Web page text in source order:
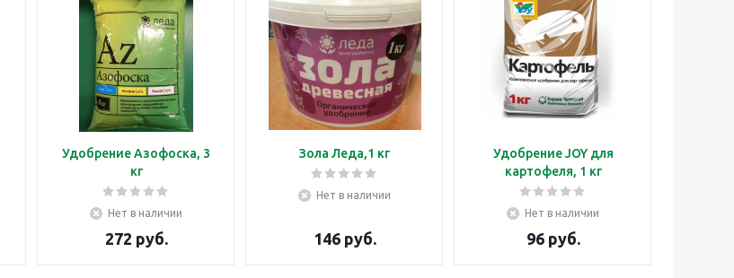
Удобрение Азофоска, 3
кг
Нет в наличии
272 руб.
Зола Леда,1 кг
Нет в наличии
146руб.
Удобрение JOY для
картофеля, 1 кг
Нет в наличии
96руб.